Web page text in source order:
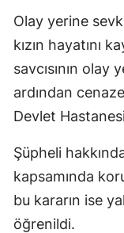
Olay yerine
kızın hayatını
savcısının olay
ardından
Devlet
Şüpheli
kapsamında
bu kararın ise
öğrenildi.